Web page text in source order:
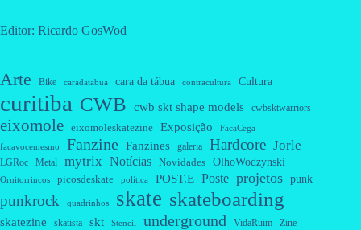
Editor: Ricardo GosWod
Arte Bike caradatabua cara da tábua contracultura Cultura
curitiba CWB cwb skt shape models cwbsktwarriors
eixomole eixomoleskatezine Exposição FacaCega
facavocemesmo Fanzine Fanzines galeria Hardcore Jorle
LGRoc Metal mytrix Notícias Novidades OlhoWodzynski
Ornitorrincos picosdeskate política POST.E Poste projetos punk
punkrock quadrinhos skate skateboarding
skatezine skatista skt Stencil underground VidaRuim Zine